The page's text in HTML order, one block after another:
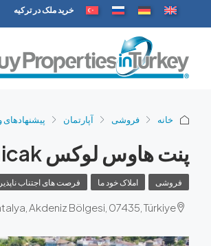
خرید ملک در ترکیه
خانه فروشی آپارتمان پیشنهادهای
پنت هاوس لوکس Kargicak برای فروش: زندگی ساحلی مدرن
فروشی املاک خود ما فرصت های اجتناب ناپذیر
Akdeniz Bölgesi, 07435, Türkiye